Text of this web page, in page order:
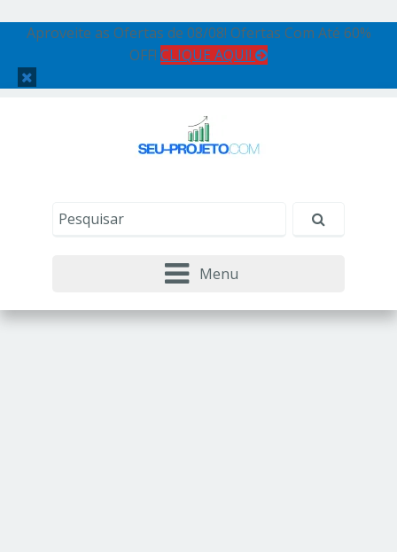
Aproveite as Ofertas de 08/08! Ofertas Com Até 60%
OFF! CLIQUE AQUI!
Menu